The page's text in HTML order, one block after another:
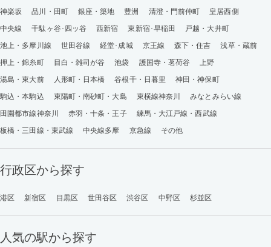
神楽坂
品川・田町 銀座・築地 豊洲 清澄・門前仲町
皇居西側
中央線
千駄ヶ谷･四ッ谷 西新宿 東新宿･早稲田
戸越・大井町
池上・多摩川線
世田谷線 経堂･成城 京王線 森下・住吉
浅草・蔵前
押上・錦糸町
目白・雑司が谷 池袋 護国寺・茗荷谷
上野
湯島・東大前
人形町・日本橋 谷根千・日暮里
神田・神保町
駒込・本駒込
東陽町・南砂町・大島 東横線神奈川
みなとみらい線
田園都市線神奈川
赤羽・十条・王子
練馬・大江戸線・西武線
板橋・三田線・東武線
中央線多摩 京急線 その他
行政区から探す
港区 新宿区 目黒区 世田谷区 渋谷区 中野区 杉並区
人気の駅から探す